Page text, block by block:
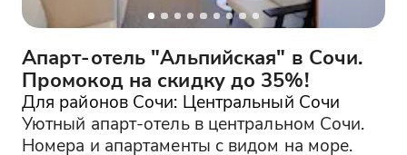
Апарт-отель "Альпийская" в Сочи.
Промокод на скидку до 35%!
Для районов Сочи: Центральный Сочи
Уютный апарт-отель в центральном Сочи.
Номера и апартаменты с видом на море.